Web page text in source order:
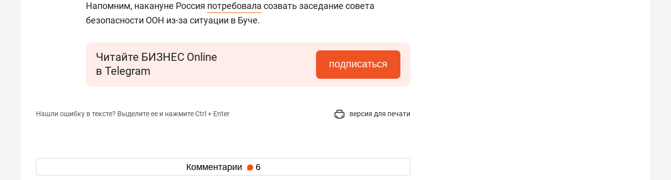
Напомним, накануне Россия потребовала созвать заседание совета
безопасности ООН из-за ситуации в Буче.
Читайте БИЗНЕС Online
в Telegram
подписаться
Нашли ошибку в тексте? Выделите ее и нажмите Ctrl + Enter версия для печати
Комментарии 6